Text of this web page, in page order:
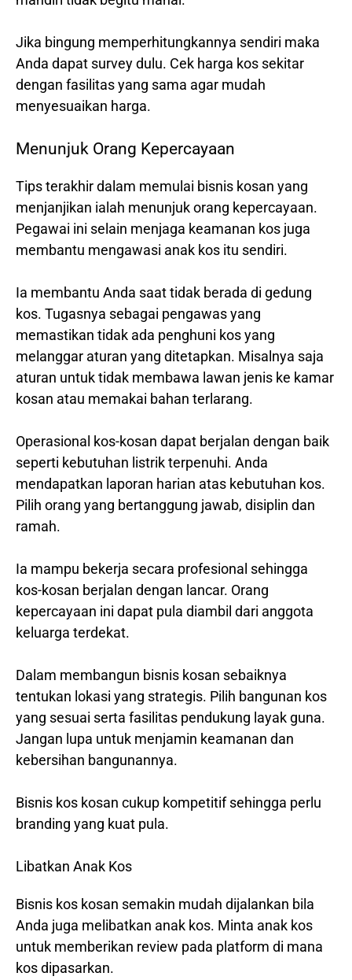
Jika bingung memperhitungkannya sendiri maka
Anda dapat survey dulu. Cek harga kos sekitar
dengan fasilitas yang sama agar mudah
menyesuaikan harga.
Menunjuk Orang Kepercayaan
Tips terakhir dalam memulai bisnis kosan yang
menjanjikan ialah menunjuk orang kepercayaan.
Pegawai ini selain menjaga keamanan kos juga
membantu mengawasi anak kos itu sendiri.
Ia membantu Anda saat tidak berada di gedung
kos. Tugasnya sebagai pengawas yang
memastikan tidak ada penghuni kos yang
melanggar aturan yang ditetapkan. Misalnya saja
aturan untuk tidak membawa lawan jenis ke kamar
kosan atau memakai bahan terlarang.
Operasional kos-kosan dapat berjalan dengan baik
seperti kebutuhan listrik terpenuhi. Anda
mendapatkan laporan harian atas kebutuhan kos.
Pilih orang yang bertanggung jawab, disiplin dan
ramah.
Ia mampu bekerja secara profesional sehingga
kos-kosan berjalan dengan lancar. Orang
kepercayaan ini dapat pula diambil dari anggota
keluarga terdekat.
Dalam membangun bisnis kosan sebaiknya
tentukan lokasi yang strategis. Pilih bangunan kos
yang sesuai serta fasilitas pendukung layak guna.
Jangan lupa untuk menjamin keamanan dan
kebersihan bangunannya.
Bisnis kos kosan cukup kompetitif sehingga perlu
branding yang kuat pula.
Libatkan Anak Kos
Bisnis kos kosan semakin mudah dijalankan bila
Anda juga melibatkan anak kos. Minta anak kos
untuk memberikan review pada platform di mana
kos dipasarkan.